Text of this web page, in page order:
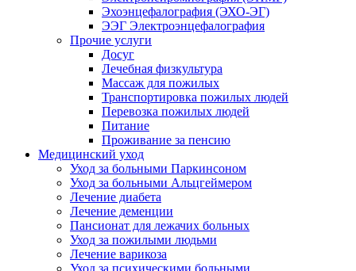
Эхоэнцефалография (ЭХО-ЭГ)
ЭЭГ Электроэнцефалография
Прочие услуги
Досуг
Лечебная физкультура
Массаж для пожилых
Транспортировка пожилых людей
Перевозка пожилых людей
Питание
Проживание за пенсию
Медицинский уход
Уход за больными Паркинсоном
Уход за больными Альцгеймером
Лечение диабета
Лечение деменции
Пансионат для лежачих больных
Уход за пожилыми людьми
Лечение варикоза
Уход за психическими больными